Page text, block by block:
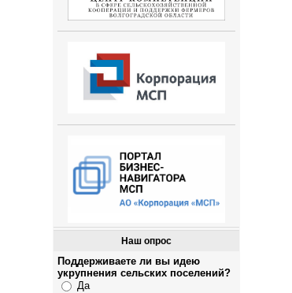
Наш опрос
Поддерживаете ли вы идею
укрупнения сельских поселений?
Да